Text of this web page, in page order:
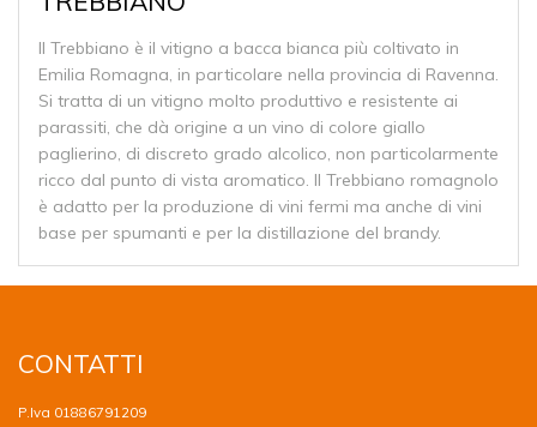
Il Trebbiano è il vitigno a bacca bianca più coltivato in
Emilia Romagna, in particolare nella provincia di Ravenna.
Si tratta di un vitigno molto produttivo e resistente ai
parassiti, che dà origine a un vino di colore giallo
paglierino, di discreto grado alcolico, non particolarmente
ricco dal punto di vista aromatico. Il Trebbiano romagnolo
è adatto per la produzione di vini fermi ma anche di vini
base per spumanti e per la distillazione del brandy.
CONTATTI
P.Iva 01886791209